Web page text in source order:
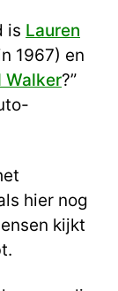
is Lauren
1967) en
Walker?”
hier nog
kijkt